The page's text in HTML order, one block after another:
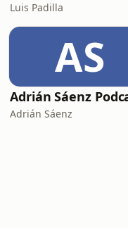
Luis Padilla
AS
Adrián Sáenz
Adrián Sáenz